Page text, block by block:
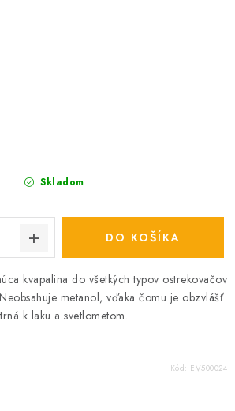
Skladom
DO KOŠÍKA
kvapalina do všetkých typov ostrekovačov
metanol, vďaka čomu je obzvlášť
k laku a svetlometom.
Kód: EV500024